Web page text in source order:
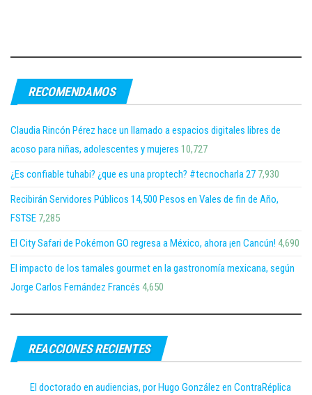
RECOMENDAMOS
Claudia Rincón Pérez hace un llamado a espacios digitales libres de
acoso para niñas, adolescentes y mujeres 10,727
¿Es confiable tuhabi? ¿que es una proptech? #tecnocharla 27 7,930
Recibirán Servidores Públicos 14,500 Pesos en Vales de fin de Año,
FSTSE 7,285
El City Safari de Pokémon GO regresa a México, ahora ¡en Cancún! 4,690
El impacto de los tamales gourmet en la gastronomía mexicana, según
Jorge Carlos Fernández Francés 4,650
REACCIONES RECIENTES
El doctorado en audiencias, por Hugo González en ContraRéplica